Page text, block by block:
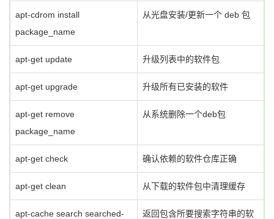
apt-cdrom install
package_name
从光盘安装/更新一个 deb 包
apt-get update 升级列表中的软件包
apt-get upgrade 升级所有已安装的软件
apt-get remove
package_name
从系统删除一个deb包
apt-get check 确认依赖的软件仓库正确
apt-get clean 从下载的软件包中清理缓存
apt-cache search searched- 返回包含所要搜索字符串的软